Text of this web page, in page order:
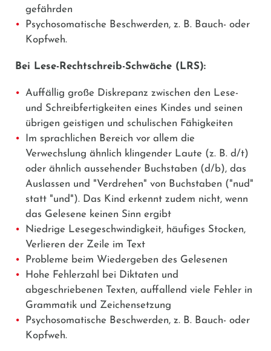
gefährden
Psychosomatische Beschwerden, z. B. Bauch- oder
Kopfweh.
Bei Lese-Rechtschreib-Schwäche (LRS):
Auffällig große Diskrepanz zwischen den Lese-
und Schreibfertigkeiten eines Kindes und seinen
übrigen geistigen und schulischen Fähigkeiten
Im sprachlichen Bereich vor allem die
Verwechslung ähnlich klingender Laute (z. B. d/t)
oder ähnlich aussehender Buchstaben (d/b), das
Auslassen und "Verdrehen" von Buchstaben ("nud"
statt "und"). Das Kind erkennt zudem nicht, wenn
das Gelesene keinen Sinn ergibt
Niedrige Lesegeschwindigkeit, häufiges Stocken,
Verlieren der Zeile im Text
Probleme beim Wiedergeben des Gelesenen
Hohe Fehlerzahl bei Diktaten und
abgeschriebenen Texten, auffallend viele Fehler in
Grammatik und Zeichensetzung
Psychosomatische Beschwerden, z. B. Bauch- oder
Kopfweh.